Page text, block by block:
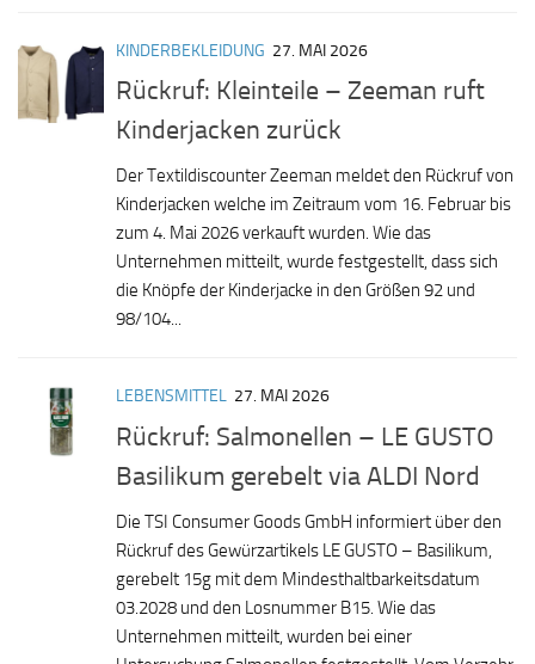
KINDERBEKLEIDUNG 27. MAI 2026
Rückruf: Kleinteile – Zeeman ruft
Kinderjacken zurück
Der Textildiscounter Zeeman meldet den Rückruf von
Kinderjacken welche im Zeitraum vom 16. Februar bis
zum 4. Mai 2026 verkauft wurden. Wie das
Unternehmen mitteilt, wurde festgestellt, dass sich
die Knöpfe der Kinderjacke in den Größen 92 und
98/104...
LEBENSMITTEL 27. MAI 2026
Rückruf: Salmonellen – LE GUSTO
Basilikum gerebelt via ALDI Nord
Die TSI Consumer Goods GmbH informiert über den
Rückruf des Gewürzartikels LE GUSTO – Basilikum,
gerebelt 15g mit dem Mindesthaltbarkeitsdatum
03.2028 und den Losnummer B15. Wie das
Unternehmen mitteilt, wurden bei einer